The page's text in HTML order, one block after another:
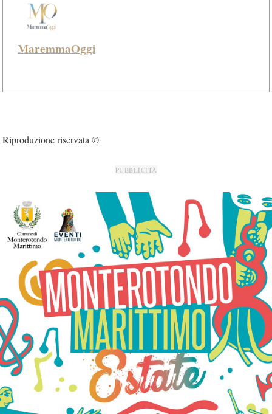
MaremmaOggi
Riproduzione riservata ©
PUBBLICITÀ